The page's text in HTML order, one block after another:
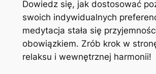
Dowiedz się, jak dostosować
swoich indywidualnych
medytacja stała się
obowiązkiem. Zrób krok w
relaksu i wewnętrznej harmonii!